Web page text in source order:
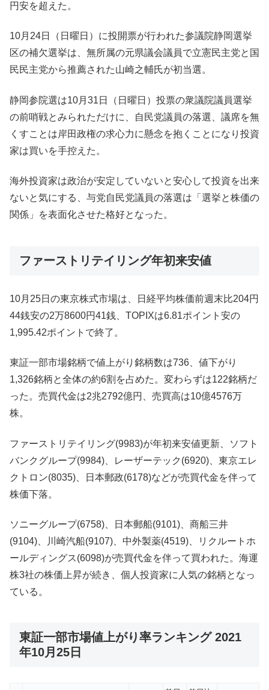
円安を超えた。
10月24日（日曜日）に投開票が行われた参議院静岡選挙
区の補欠選挙は、無所属の元県議会議員で立憲民主党と国
民民主党から推薦された山崎之輔氏が初当選。
静岡参院選は10月31日（日曜日）投票の衆議院議員選挙
の前哨戦とみられただけに、自民党議員の落選、議席を無
くすことは岸田政権の求心力に懸念を抱くことになり投資
家は買いを手控えた。
海外投資家は政治が安定していないと安心して投資を出来
ないと気にする、与党自民党議員の落選は「選挙と株価の
関係」を表面化させた格好となった。
ファーストリテイリング年初来安値
10月25日の東京株式市場は、日経平均株価前週末比204円
44銭安の2万8600円41銭、TOPIXは6.81ポイント安の
1,995.42ポイントで終了。
東証一部市場銘柄で値上がり銘柄数は736、値下がり
1,326銘柄と全体の約6割を占めた。変わらずは122銘柄だ
った。売買代金は2兆2792億円、売買高は10億4576万
株。
ファーストリテイリング(9983)が年初来安値更新、ソフト
バンクグループ(9984)、レーザーテック(6920)、東京エレ
クトロン(8035)、日本郵政(6178)などが売買代金を伴って
株価下落。
ソニーグループ(6758)、日本郵船(9101)、商船三井
(9104)、川崎汽船(9107)、中外製薬(4519)、リクルートホ
ールディングス(6098)が売買代金を伴って買われた。海運
株3社の株価上昇が続き、個人投資家に人気の銘柄となっ
ている。
東証一部市場値上がり率ランキング 2021
年10月25日